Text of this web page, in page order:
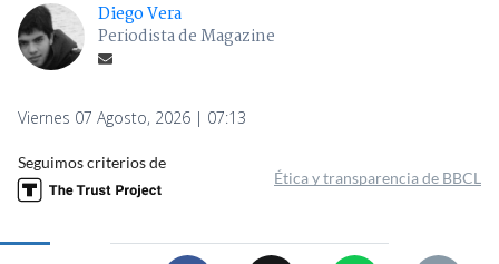
Diego Vera
Periodista de Magazine
Viernes 07 Agosto, 2026 | 07:13
Seguimos criterios de
Ética y transparencia de BBCL